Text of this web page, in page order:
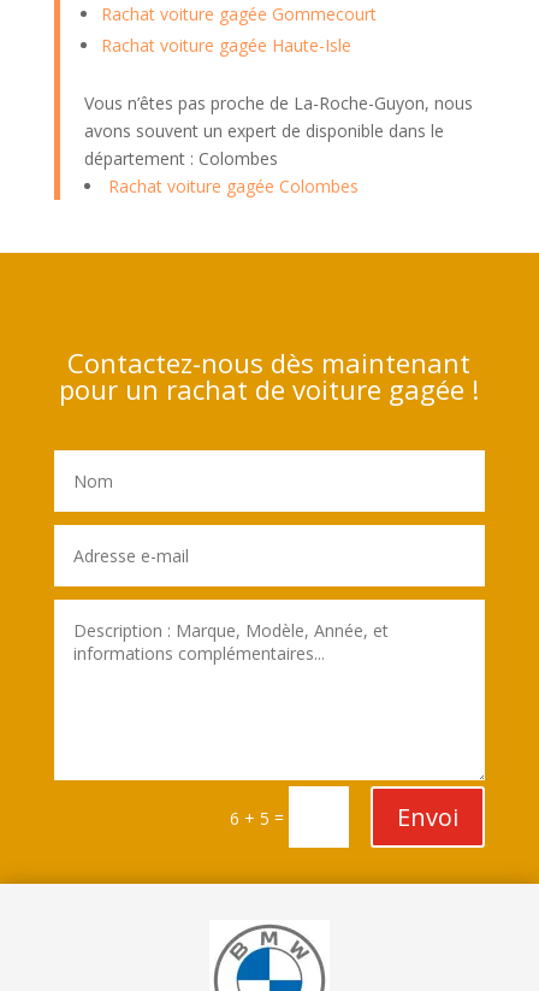
Rachat voiture gagée Gommecourt
Rachat voiture gagée Haute-Isle
Vous n’êtes pas proche de La-Roche-Guyon, nous
avons souvent un expert de disponible dans le
département : Colombes
Rachat voiture gagée Colombes
Contactez-nous dès maintenant
pour un rachat de voiture gagée !
6 + 5 = Envoi